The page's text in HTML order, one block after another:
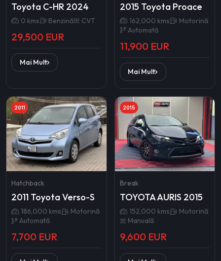
Toyota C-HR 2024
0 kms Benzină CVT
29,500 EUR
Mai Mult
2015 Toyota Proace
162,000 kms
Motorină
Automată
11,900 EUR
Mai Mult
2011
Hatchback
2011 Toyota Verso-S
186,000 kms
Motorină
Automată
7,700 EUR
2015
Break
TOYOTA AURIS 2015
152,000 kms
Motorină
Manuală
9,600 EUR